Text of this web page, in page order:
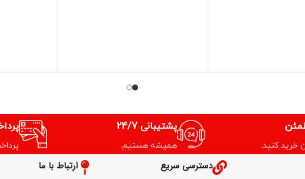
خرید کنید.
پشتیبانی 24/7
همیشه هستیم.
دسترسی سریع ارتباط با ما